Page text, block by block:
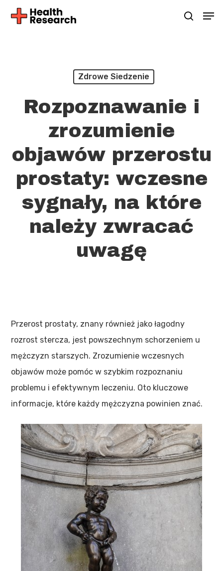
Szukaj
Zdrowe Siedzenie
Rozpoznawanie i
zrozumienie
objawów przerostu
prostaty: wczesne
sygnały, na które
należy zwracać
uwagę
Przerost prostaty, znany również jako łagodny
rozrost stercza, jest powszechnym schorzeniem u
mężczyzn starszych. Zrozumienie wczesnych
objawów może pomóc w szybkim rozpoznaniu
problemu i efektywnym leczeniu. Oto kluczowe
informacje, które każdy mężczyzna powinien znać.